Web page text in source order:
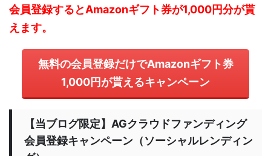
会員登録するとAmazonギフト券が1,000円分が貰
えます。
無料の会員登録だけでAmazonギフト券
1,000円が貰えるキャンペーン
【当ブログ限定】AGクラウドファンディング
会員登録キャンペーン（ソーシャルレンディン